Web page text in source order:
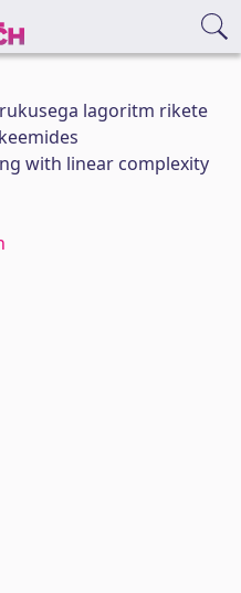
lagoritm rikete
with linear complexity